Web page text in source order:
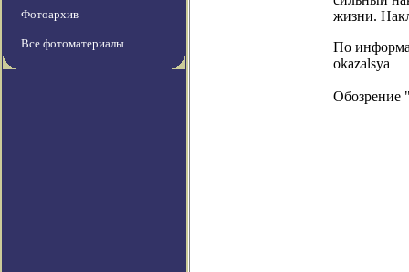
Фотоархив
Все фотоматериалы
жизни.
По
okazalsya
Обозрение